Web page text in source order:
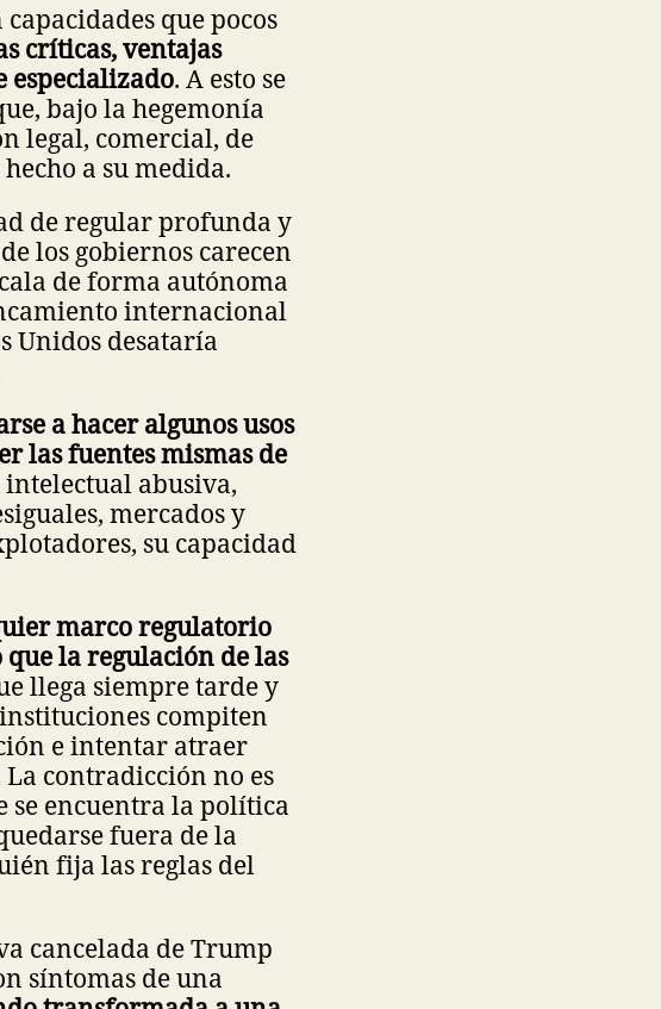
que pocos
críticas, ventajas
especializado. A esto se
bajo la hegemonía
legal, comercial, de
a su medida.
de regular profunda y
los gobiernos carecen
de forma autónoma
internacional
Unidos desataría
a hacer algunos usos
las fuentes mismas de
abusiva,
mercados y
su capacidad
marco regulatorio
la regulación de las
llega siempre tarde y
compiten
e intentar atraer
contradicción no es
se encuentra la política
fuera de la
fija las reglas del
cancelada de Trump
síntomas de una